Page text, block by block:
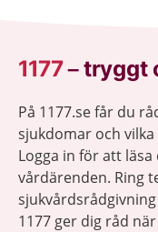
1177–tryggt
På 1177.se får du
sjukdomar och
Logga in för att
vårdärenden. Ring
1177 ger dig råd